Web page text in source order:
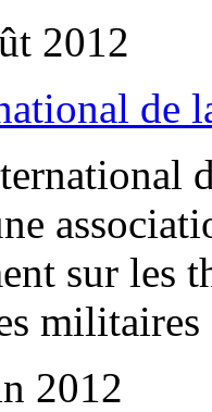
2012
de
sur les
militaires
2012